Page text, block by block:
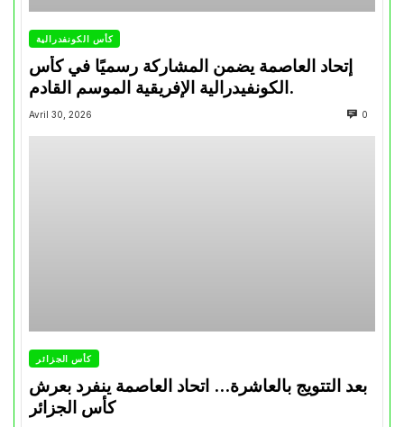
كأس الكونفدرالية
إتحاد العاصمة يضمن المشاركة رسميًا في كأس
الكونفيدرالية الإفريقية الموسم القادم.
Avril 30, 2026 0
كأس الجزائر
بعد التتويج بالعاشرة… اتحاد العاصمة ينفرد بعرش
كأس الجزائر